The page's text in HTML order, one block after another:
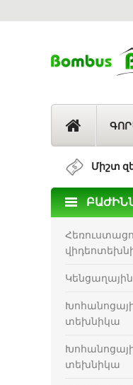
Միշտ
տեխնիկա
տեխնիկա